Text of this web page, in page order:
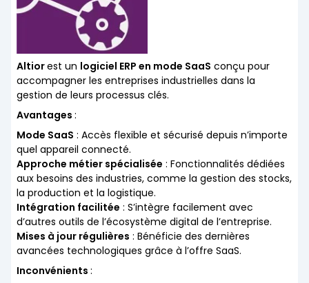
Altiorest un logiciel ERP en mode SaaS conçu pour
accompagner les entreprises industrielles dans la
gestion de leurs processus clés.
Avantages :
Mode SaaS : Accès flexible et sécurisé depuis n’importe
quel appareil connecté.
Approche métier spécialisée : Fonctionnalités dédiées
aux besoins des industries, comme la gestion des stocks,
la production et la logistique.
Intégration facilitée : S’intègre facilement avec
d’autres outils de l’écosystème digital de l’entreprise.
Mises à jour régulières : Bénéficie des dernières
avancées technologiques grâce à l’offre SaaS.
Inconvénients :